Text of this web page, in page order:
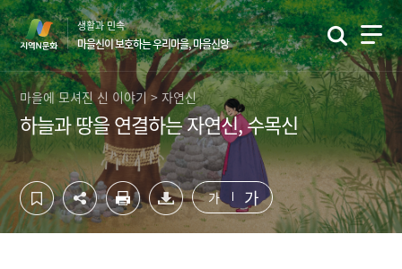
컨
텐
츠
영
역
바
로
가
기
하
단
영
역
바
로
가
기
생활과 민속
마을신이 보호하는 우리마을, 마을신앙
마을에 모셔진 신 이야기 > 자연신
하늘과 땅을 연결하는 자연신, 수목신
가 가